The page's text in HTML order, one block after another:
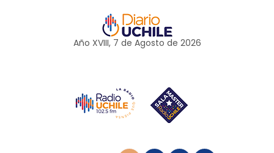
Año XVIII, 7 de Agosto de 2026